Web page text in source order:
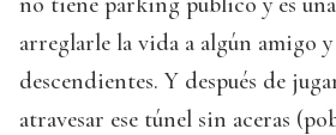
arreglarle la vida a algún amigo
descendientes. Y después de
atravesar ese túnel sin aceras